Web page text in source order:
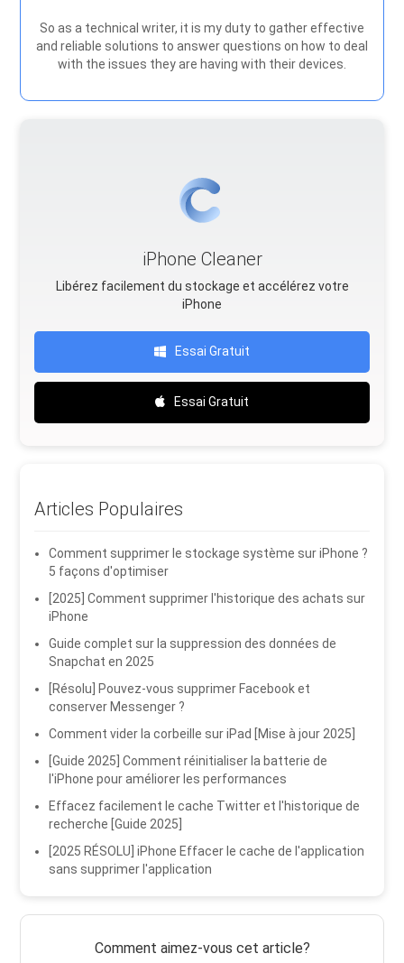
So as a technical writer, it is my duty to gather effective
and reliable solutions to answer questions on how to deal
with the issues they are having with their devices.
iPhone Cleaner
Libérez facilement du stockage et accélérez votre
iPhone
Essai Gratuit
Essai Gratuit
Articles Populaires
Comment supprimer le stockage système sur iPhone ?
5 façons d'optimiser
[2025] Comment supprimer l'historique des achats sur
iPhone
Guide complet sur la suppression des données de
Snapchat en 2025
[Résolu] Pouvez-vous supprimer Facebook et
conserver Messenger ?
Comment vider la corbeille sur iPad [Mise à jour 2025]
[Guide 2025] Comment réinitialiser la batterie de
l'iPhone pour améliorer les performances
Effacez facilement le cache Twitter et l'historique de
recherche [Guide 2025]
[2025 RÉSOLU] iPhone Effacer le cache de l'application
sans supprimer l'application
Comment aimez-vous cet article?